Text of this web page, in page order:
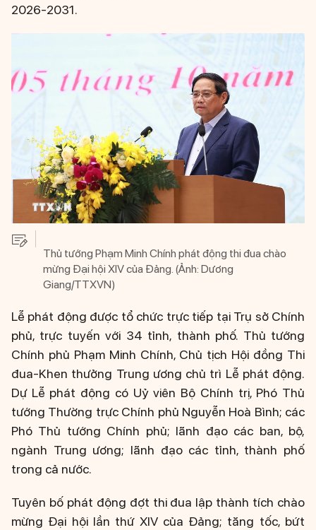
2026-2031.
Thủ tướng Phạm Minh Chính phát động thi đua chào
mừng Đại hội XIV của Đảng. (Ảnh: Dương
Giang/TTXVN)
Lễ phát động được tổ chức trực tiếp tại Trụ sở Chính
phủ, trực tuyến với 34 tỉnh, thành phố. Thủ tướng
Chính phủ Phạm Minh Chính, Chủ tịch Hội đồng Thi
đua-Khen thưởng Trung ương chủ trì Lễ phát động.
Dự Lễ phát động có Uỷ viên Bộ Chính trị, Phó Thủ
tướng Thường trực Chính phủ Nguyễn Hoà Bình; các
Phó Thủ tướng Chính phủ; lãnh đạo các ban, bộ,
ngành Trung ương; lãnh đạo các tỉnh, thành phố
trong cả nước.
Tuyên bố phát động đợt thi đua lập thành tích chào
mừng Đại hội lần thứ XIV của Đảng; tăng tốc, bứt